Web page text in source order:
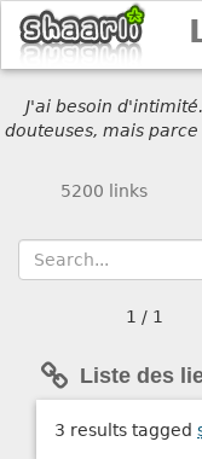
J'ai besoin
douteuses, mais
5200 links
1 / 1
Liste des
3 results tagged